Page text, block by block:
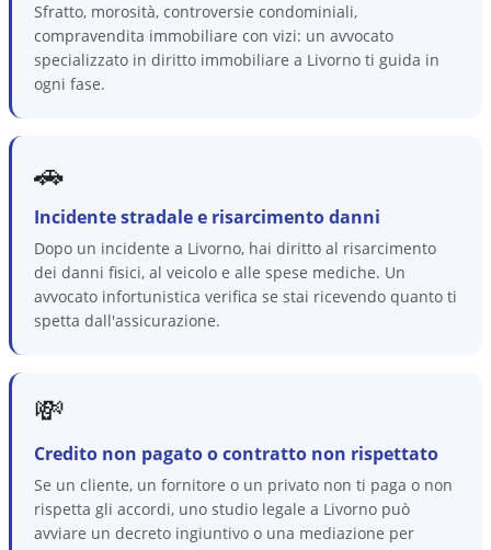
Sfratto, morosità, controversie condominiali,
compravendita immobiliare con vizi: un avvocato
specializzato in diritto immobiliare a Livorno ti guida in
ogni fase.
🚗
Incidente stradale e risarcimento danni
Dopo un incidente a Livorno, hai diritto al risarcimento
dei danni fisici, al veicolo e alle spese mediche. Un
avvocato infortunistica verifica se stai ricevendo quanto ti
spetta dall'assicurazione.
💸
Credito non pagato o contratto non rispettato
Se un cliente, un fornitore o un privato non ti paga o non
rispetta gli accordi, uno studio legale a Livorno può
avviare un decreto ingiuntivo o una mediazione per